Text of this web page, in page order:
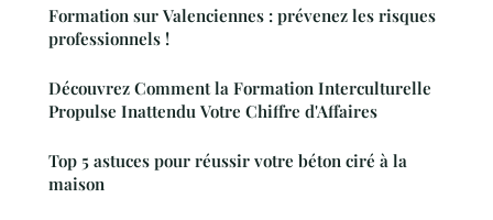
Formation sur Valenciennes : prévenez les risques
professionnels !
Découvrez Comment la Formation Interculturelle
Propulse Inattendu Votre Chiffre d'Affaires
Top 5 astuces pour réussir votre béton ciré à la
maison